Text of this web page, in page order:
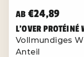
AB €24,89
L'OVER PROTÉINÉ
Vollmundiges
Anteil